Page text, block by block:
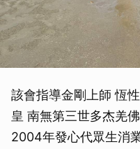
該會指導金剛上師 恆
皇 南無第三世多杰羌
2004年發心代眾生消